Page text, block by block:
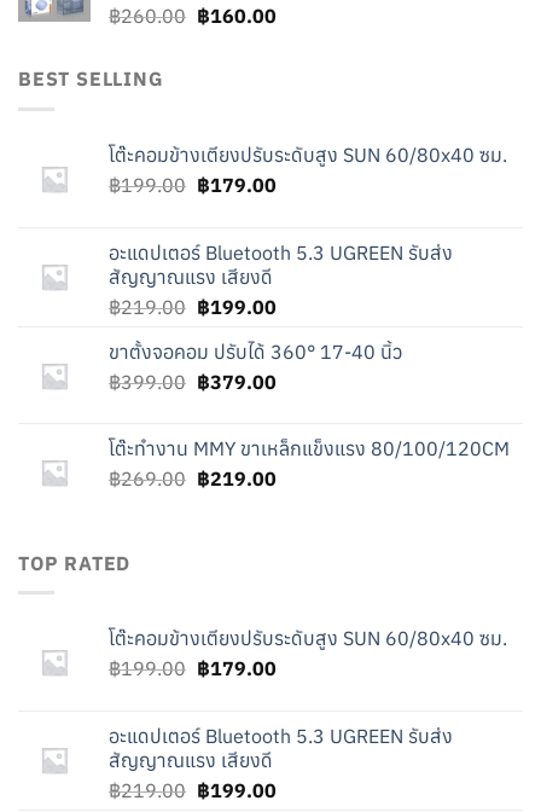
฿260.00 Original
฿160.00Current
BEST SELLING
โต๊ะคอมข้างเตียงปรับระดับสูง SUN 60/80x40 ซม.
฿199.00 Original
฿199.00.
฿179.00Current
฿179.00.
อะแดปเตอร์ Bluetooth 5.3 UGREEN รับส่ง
สัญญาณแรง เสียงดี
฿219.00 Original
was:
฿219.00.
฿199.00Current
is:
฿199.00.
ขาตั้งจอคอม ปรับได้ 360° 17-40 นิ้ว
฿399.00 Original
฿399.00.
฿379.00Current
฿379.00.
โต๊ะทำงาน MMY ขาเหล็กแข็งแรง 80/100/120CM
฿269.00 Original
฿219.00Current
TOP RATED
โต๊ะคอมข้างเตียงปรับระดับสูง SUN 60/80x40 ซม.
฿199.00 Original
฿199.00.
฿179.00Current
฿179.00.
อะแดปเตอร์ Bluetooth 5.3 UGREEN รับส่ง
สัญญาณแรง เสียงดี
฿219.00 Original
฿199.00Current